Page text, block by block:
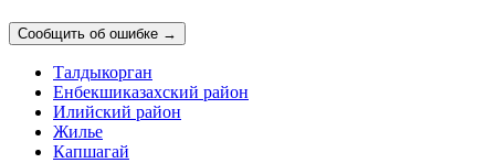
Сообщить об ошибке →
Талдыкорган
Енбекшиказахский район
Илийский район
Жилье
Капшагай